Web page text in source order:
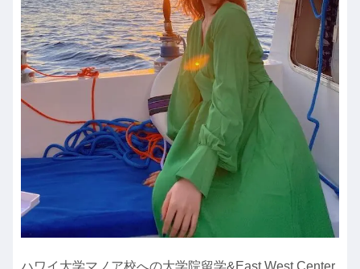
ハワイ大学マノア校への大学院留学&East West Center